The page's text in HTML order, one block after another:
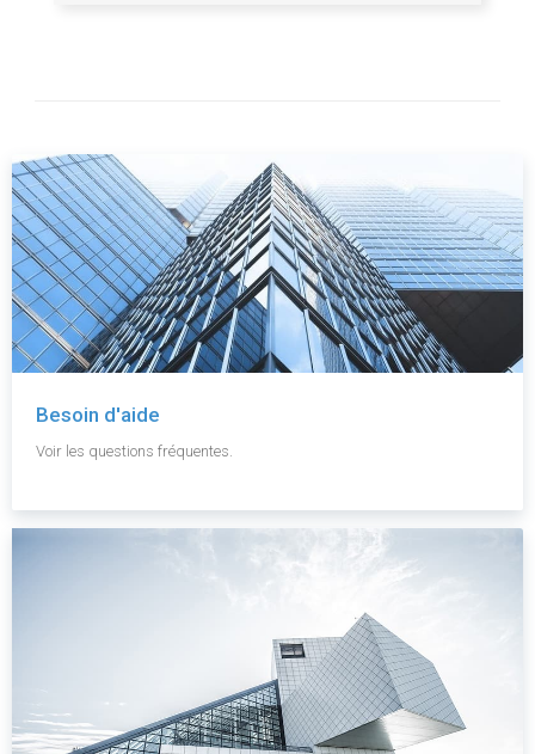
Besoin d'aide
Voir les questions fréquentes.